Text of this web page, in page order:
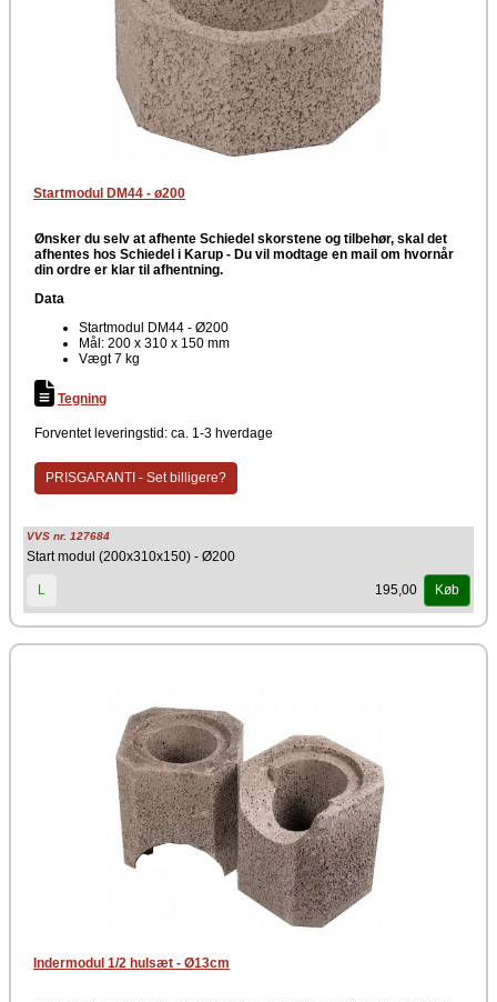
Startmodul DM44 - ø200
Ønsker du selv at afhente Schiedel skorstene og tilbehør, skal det
afhentes hos Schiedel i Karup - Du vil modtage en mail om hvornår
din ordre er klar til afhentning.
Data
Startmodul DM44 - Ø200
Mål: 200 x 310 x 150 mm
Vægt 7 kg
Tegning
Forventet leveringstid: ca. 1-3 hverdage
PRISGARANTI - Set billigere?
VVS nr. 127684
Start modul (200x310x150) - Ø200
L 195,00 Køb
Indermodul 1/2 hulsæt - Ø13cm